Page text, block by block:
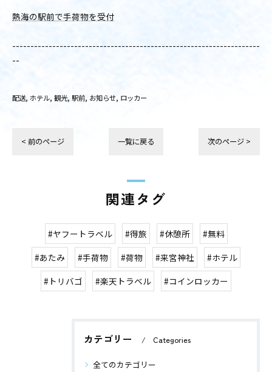
熱海の駅前で手荷物を受付
--------------------------------------------------------------------
--
配送 ホテル 観光 駅前 お知らせ ロッカー
< 前のページ 一覧に戻る 次のページ >
関連タグ
#ヤフートラベル #得旅 #休憩所
#無料
#あたみ
#手荷物 #荷物 #来宮神社
#ホテル
#トリバゴ
#楽天トラベル #コインロッカー
カテゴリー Categories
全てのカテゴリー